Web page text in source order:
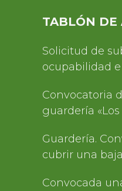
TABLÓN DE
Solicitud de
ocupabilidad
Convocatoria
guardería
Guardería.
cubrir una baja
Convocada